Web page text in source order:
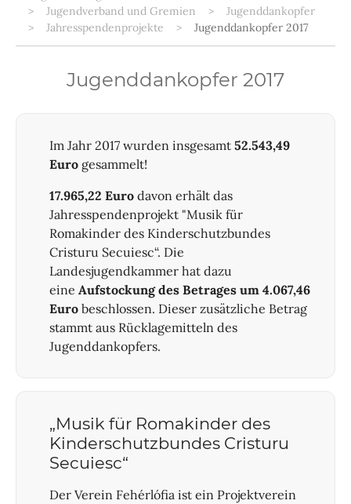
Jugendverband und Gremien
Jugenddankopfer
Jahresspendenprojekte
Jugenddankopfer 2017
Jugenddankopfer 2017
Im Jahr 2017 wurden insgesamt 52.543,49
Euro gesammelt!
17.965,22 Euro davon erhält das
Jahresspendenprojekt "Musik für
Romakinder des Kinderschutzbundes
Cristuru Secuiesc“. Die
Landesjugendkammer hat dazu
eine Aufstockung des Betrages um 4.067,46
Euro beschlossen. Dieser zusätzliche Betrag
stammt aus Rücklagemitteln des
Jugenddankopfers.
„Musik für Romakinder des
Kinderschutzbundes Cristuru
Secuiesc“
Der Verein Fehérlófia ist ein Projektverein